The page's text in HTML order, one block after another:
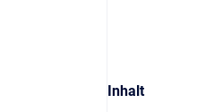
Inhalt